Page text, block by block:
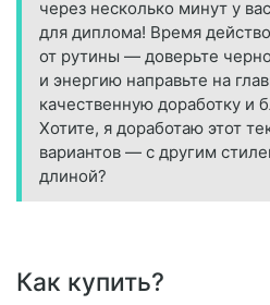
через несколько минут у
для диплома! Время
от рутины — доверьте
и энергию направьте на
качественную доработку и
Хотите, я доработаю этот
вариантов — с другим
длиной?
Как купить?